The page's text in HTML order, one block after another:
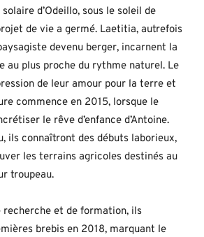
d’Odeillo, sous le soleil de
de vie a germé. Laetitia, autrefois
devenu berger, incarnent la
au plus proche du rythme naturel. Le
de leur amour pour la terre et
commence en 2015, lorsque le
le rêve d’enfance d’Antoine.
ils connaîtront des débuts laborieux,
les terrains agricoles destinés au
troupeau.
recherche et de formation, ils
brebis en 2018, marquant le